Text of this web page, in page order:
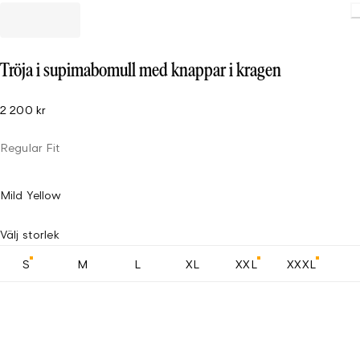
Tröja i supimabomull med knappar i kragen
2 200 kr
Regular Fit
Mild Yellow
Välj storlek
S M L XL XXL XXXL